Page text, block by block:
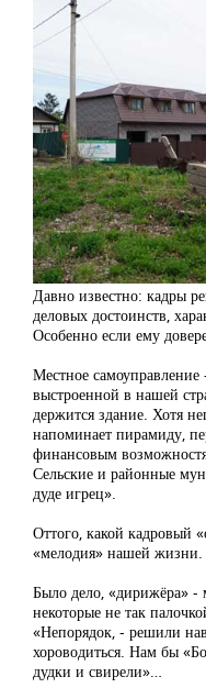
Давно известно: кадры
деловых достоинств,
Особенно если ему
Местное самоуправление
выстроенной в нашей
держится здание. Хотя
напоминает пирамиду,
финансовым
Сельские и районные
дуде игрец».
Оттого, какой кадровый
«мелодия» нашей жизни.
Было дело, «дирижёра»
некоторые не так
«Непорядок, - решили
хороводиться. Нам бы
дудки и свирели»…